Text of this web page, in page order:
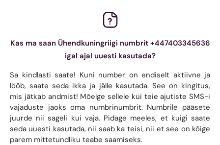
Kas ma saan Ühendkuningriigi numbrit +447403345636
igal ajal uuesti kasutada?
Sa kindlasti saate! Kuni number on endiselt aktiivne ja
lööb, saate seda ikka ja jälle kasutada. See on kingitus,
mis jätkab andmist! Mõelge sellele kui teie ajutiste SMS-i
vajaduste jaoks oma numbrinumbrit. Numbrile pääsete
juurde nii sageli kui vaja. Pidage meeles, et kuigi saate
seda uuesti kasutada, nii saab ka teisi, nii et see on kõige
parem mittetundliku teabe saamiseks.